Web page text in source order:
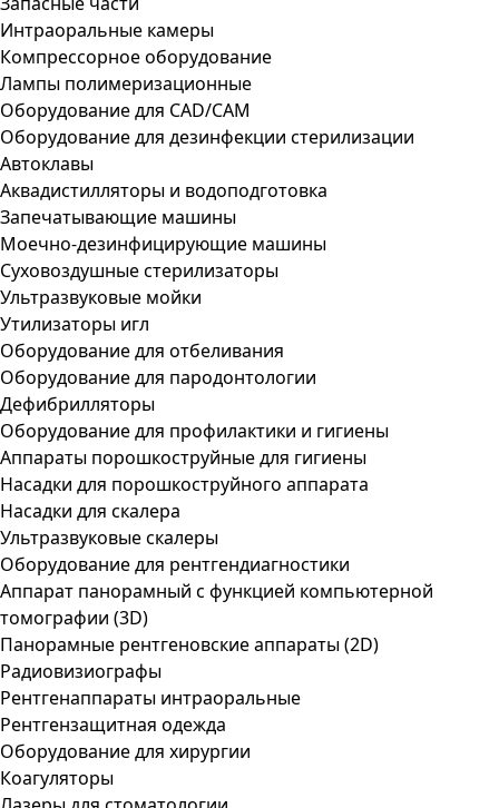
Интраоральные камеры
Компрессорное оборудование
Лампы полимеризационные
Оборудование для CAD/CAM
Оборудование для дезинфекции стерилизации
Автоклавы
Аквадистилляторы и водоподготовка
Запечатывающие машины
Моечно-дезинфицирующие машины
Суховоздушные стерилизаторы
Ультразвуковые мойки
Утилизаторы игл
Оборудование для отбеливания
Оборудование для пародонтологии
Дефибрилляторы
Оборудование для профилактики и гигиены
Аппараты порошкоструйные для гигиены
Насадки для порошкоструйного аппарата
Насадки для скалера
Ультразвуковые скалеры
Оборудование для рентгендиагностики
Аппарат панорамный с функцией компьютерной
томографии (3D)
Панорамные рентгеновские аппараты (2D)
Радиовизиографы
Рентгенаппараты интраоральные
Рентгензащитная одежда
Оборудование для хирургии
Коагуляторы